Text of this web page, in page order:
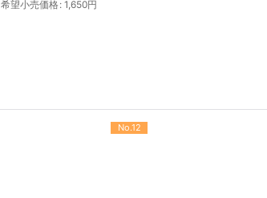
希望小売価格: 1,650円
No.12